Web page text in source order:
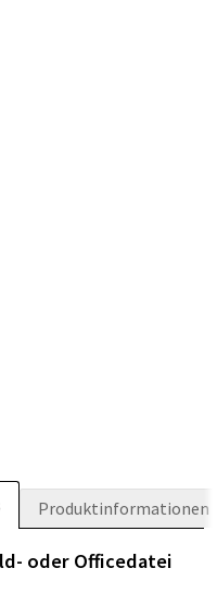
Produktinformationen
oder Officedatei